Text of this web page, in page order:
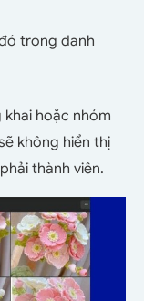
trong danh
hoặc nhóm
không hiển thị
thành viên.